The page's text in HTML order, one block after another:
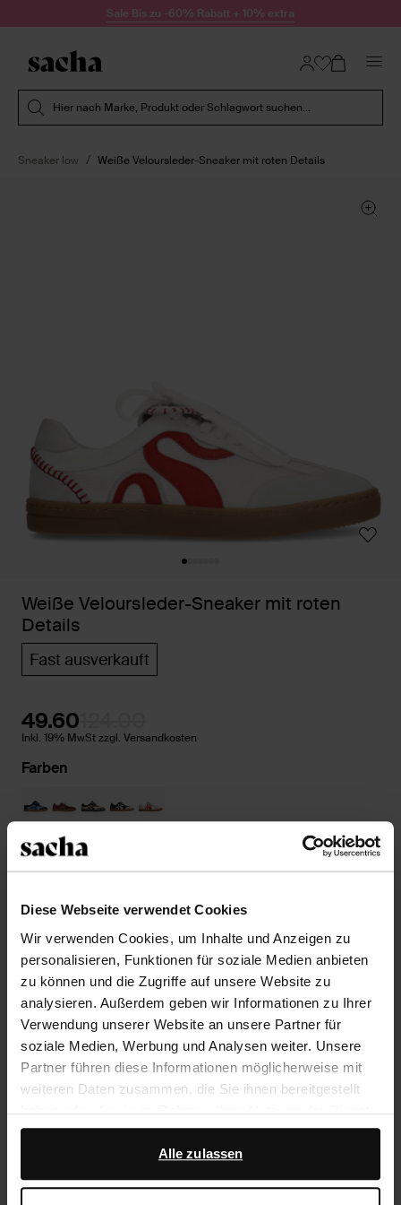
Diese Webseite verwendet Cookies
Wir verwenden Cookies, um Inhalte und Anzeigen zu
personalisieren, Funktionen für soziale Medien anbieten
zu können und die Zugriffe auf unsere Website zu
analysieren. Außerdem geben wir Informationen zu Ihrer
Verwendung unserer Website an unsere Partner für
soziale Medien, Werbung und Analysen weiter. Unsere
Partner führen diese Informationen möglicherweise mit
weiteren Daten zusammen, die Sie ihnen bereitgestellt
haben oder die sie im Rahmen Ihrer Nutzung der Dienste
gesammelt haben.
Darüber hinaus arbeiten wir mit Google zu Werbe- und
Alle zulassen
Zum Inhalt springenSale Bis zu -60% Rabatt + 10% extra
Hier nach Marke, Produkt oder Schlagwort suchen...
Sneaker low Weiße Veloursleder-Sneaker mit roten Details
Weiße Veloursleder-Sneaker mit roten
Details
Fast ausverkauft
49.60
Inkl. 19% MwSt zzgl. Versandkosten
Farben
Größe auswählen
Trusted Shop-Gütesiegel
Rechnungskauf
14 Tage Bedenkzeit
Produktbeschreibung
Dieses weißen Sacha-Sneaker sind mit roten Details
abgesetzt und haben eine herzförmige Lasche. Die
Schuhe ist aus Veloursleder, die Innenseite ist aus
Leder gearbeitet. Pflege die Sneaker mit dem Clean &